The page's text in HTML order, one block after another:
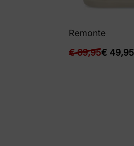
Remonte
€69,95€ 49,95